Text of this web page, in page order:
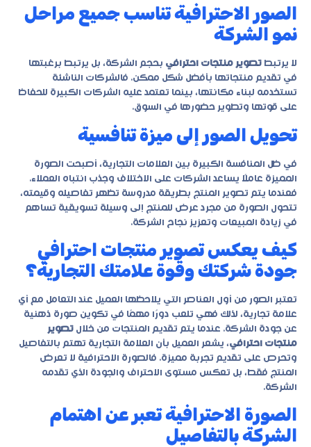
الصور الاحترافية تناسب جميع مراحل
نمو الشركة
لا يرتبط تصوير منتجات احترافي بحجم الشركة، بل يرتبط برغبتها
في تقديم منتجاتها بأفضل شكل ممكن. فالشركات الناشئة
تستخدمه لبناء مكانتها، بينما تعتمد عليه الشركات الكبيرة للحفاظ
على قوتها وتطوير حضورها في السوق.
تحويل الصور إلى ميزة تنافسية
في ظل المنافسة الكبيرة بين العلامات التجارية، أصبحت الصورة
المميزة عاملًا يساعد الشركات على الاختلاف وجذب انتباه العملاء.
فعندما يتم تصوير المنتج بطريقة مدروسة تظهر تفاصيله وقيمته،
تتحول الصورة من مجرد عرض للمنتج إلى وسيلة تسويقية تساهم
في زيادة المبيعات وتعزيز نجاح الشركة.
كيف يعكس تصوير منتجات احترافي
جودة شركتك وقوة علامتك التجارية؟
تعتبر الصور من أول العناصر التي يلاحظها العميل عند التعامل مع أي
علامة تجارية، لذلك فهي تلعب دورًا مهمًا في تكوين صورة ذهنية
عن جودة الشركة. عندما يتم تقديم المنتجات من خلال تصوير
منتجات احترافي، يشعر العميل بأن العلامة التجارية تهتم بالتفاصيل
وتحرص على تقديم تجربة مميزة. فالصورة الاحترافية لا تعرض
المنتج فقط، بل تعكس مستوى الاحتراف والجودة الذي تقدمه
الشركة.
الصورة الاحترافية تعبر عن اهتمام
الشركة بالتفاصيل